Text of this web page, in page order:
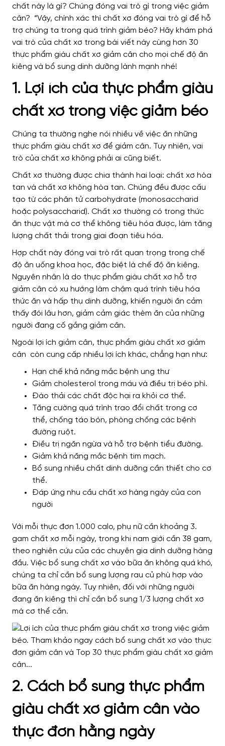
chất này là gì? Chúng đóng vai trò gì trong việc giảm
cân? “Vậy, chính xác thì chất xơ đóng vai trò gì để hỗ
trợ chúng ta trong quá trình giảm béo? Hãy khám phá
vai trò của chất xơ trong bài viết này cùng hơn 30
thực phẩm giàu chất xơ giảm cân cho mọi chế độ ăn
kiêng và bổ sung dinh dưỡng lành mạnh nhé!
1. Lợi ích của thực phẩm giàu
chất xơ trong việc giảm béo
Chúng ta thường nghe nói nhiều về việc ăn những
thực phẩm giàu chất xơ để giảm cân. Tuy nhiên, vai
trò của chất xơ không phải ai cũng biết.
Chất xơ thường được chia thành hai loại: chất xơ hòa
tan và chất xơ không hòa tan. Chúng đều được cấu
tạo từ các phân tử carbohydrate (monosaccharid
hoặc polysaccharid). Chất xơ thường có trong thức
ăn thực vật mà cơ thể không tiêu hóa được, làm tăng
lượng chất thải trong giai đoạn tiêu hóa.
Hợp chất này đóng vai trò rất quan trọng trong chế
độ ăn uống khoa học, đặc biệt là chế độ ăn kiêng.
Nguyên nhân là do thực phẩm giàu chất xơ hỗ trợ
giảm cân có xu hướng làm chậm quá trình tiêu hóa
thức ăn và hấp thụ dinh dưỡng, khiến người ăn cảm
thấy đói lâu hơn, giảm cảm giác thèm ăn của những
người đang cố gắng giảm cân.
Ngoài lợi ích giảm cân, thực phẩm giàu chất xơ giảm
cân còn cung cấp nhiều lợi ích khác, chẳng hạn như:
Hạn chế khả năng mắc bệnh ung thư
Giảm cholesterol trong máu và điều trị béo phì.
Đào thải các chất độc hại ra khỏi cơ thể.
Tăng cường quá trình trao đổi chất trong cơ
thể, chống táo bón, phòng chống các bệnh
đường ruột.
Điều trị ngăn ngừa và hỗ trợ bệnh tiểu đường.
Giảm khả năng mắc bệnh tim mạch.
Bổ sung nhiều chất dinh dưỡng cần thiết cho cơ
thể.
Đáp ứng nhu cầu chất xơ hàng ngày của con
người
Với mỗi thực đơn 1.000 calo, phụ nữ cần khoảng 3.
gam chất xơ mỗi ngày, trong khi nam giới cần 38 gam,
theo nghiên cứu của các chuyên gia dinh dưỡng hàng
đầu. Việc bổ sung chất xơ vào bữa ăn không quá khó,
chúng ta chỉ cần bổ sung lượng rau củ phù hợp vào
bữa ăn hàng ngày. Tuy nhiên, đối với những người
đang ăn kiêng thì chỉ cần bổ sung 1/3 lượng chất xơ
mà cơ thể cần.
2. Cách bổ sung thực phẩm
giàu chất xơ giảm cân vào
thực đơn hằng ngày